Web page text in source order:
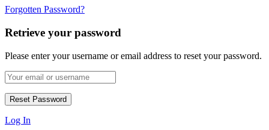
Forgotten Password?
Retrieve your password
Please enter your username or email address to reset your password.
Log In